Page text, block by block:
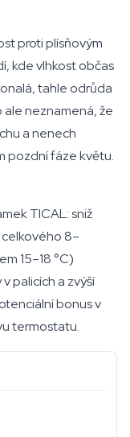
proti plísňovým
kde vlhkost občas
tahle odrůda
neznamená, že
a nenech
pozdní fáze květu.
TICAL: sniž
8–
15–18 °C)
palicích a zvýší
bonus v
termostatu.